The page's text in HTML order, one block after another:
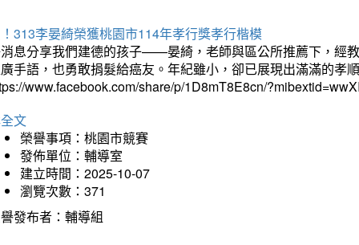
313李晏綺榮獲桃園市114年孝行獎孝行楷模
息分享我們建德的孩子——晏綺，老師與區公所推薦下，經
手語，也勇敢捐髮給癌友。年紀雖小，卻已展現出滿滿的孝
www.facebook.com/share/p/1D8mT8E8cn/
文
榮譽事項：桃園市競賽
發佈單位：輔導室
建立時間：2025-10-07
瀏覽次數：371
發布者：輔導組